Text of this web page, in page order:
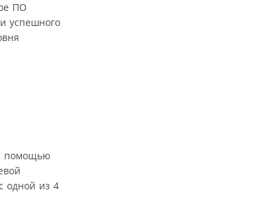
ПО
успешного
помощью
одной из 4